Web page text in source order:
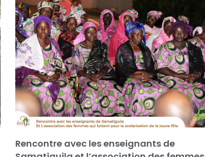
Rencontre avec les enseignants de